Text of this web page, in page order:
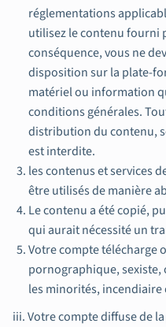
réglementations
utilisez le contenu fourni
conséquence, vous ne
disposition sur la plate-
matériel ou information
conditions générales.
distribution du contenu,
est interdite.
les contenus et services
être utilisés de manière
Le contenu a été copié,
qui aurait nécessité un
Votre compte télécharge
pornographique,
les minorités, incendiaire
iii. Votre compte diffuse de